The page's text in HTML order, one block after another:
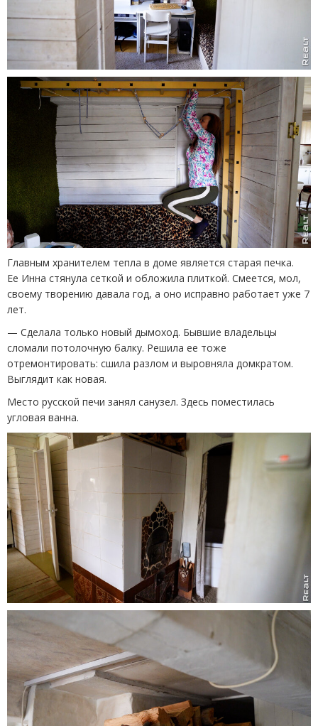
Главным хранителем тепла в доме является старая печка.
Ее Инна стянула сеткой и обложила плиткой. Смеется, мол,
своему творению давала год, а оно исправно работает уже 7
лет.
— Сделала только новый дымоход. Бывшие владельцы
сломали потолочную балку. Решила ее тоже
отремонтировать: сшила разлом и выровняла домкратом.
Выглядит как новая.
Место русской печи занял санузел. Здесь поместилась
угловая ванна.